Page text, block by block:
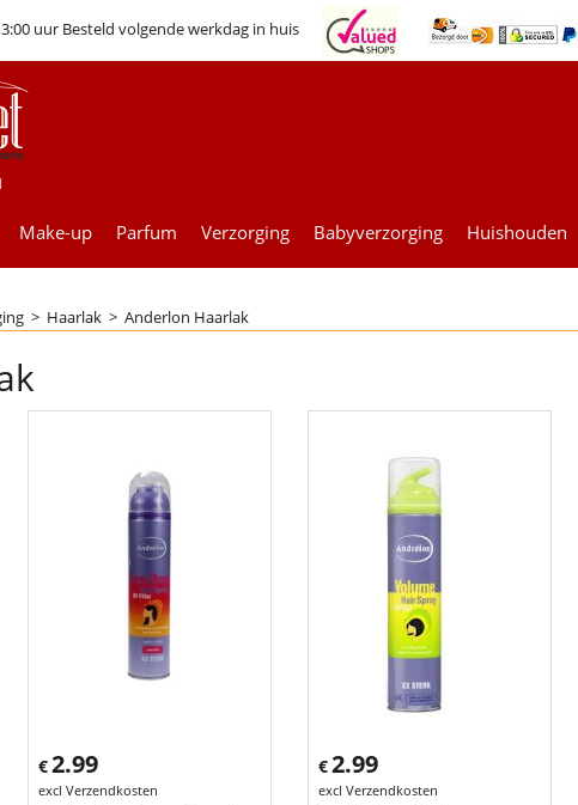
uur Besteld volgende werkdag in huis
Make-up Parfum Verzorging Babyverzorging Huishouden
> Haarlak > Anderlon Haarlak
€2.99
excl Verzendkosten
€2.99
excl Verzendkosten